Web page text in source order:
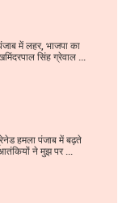
में लहर, भाजपा का
सिंह ग्रेवाल ...
हमला पंजाब में बढ़ते
ने मुझ पर ...